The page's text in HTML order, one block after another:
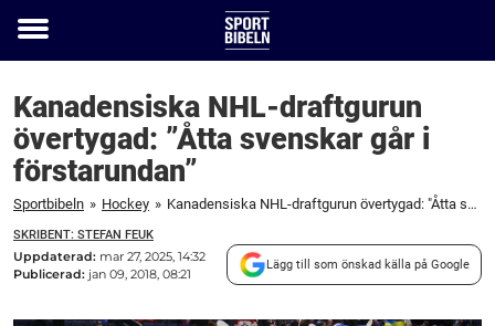
Toggle
Kanadensiska NHL-draftgurun
övertygad: ”Åtta svenskar går i
förstarundan”
Sportbibeln » Hockey » Kanadensiska NHL-draftgurun övertygad: "Åtta svenskar går i förstarundan"
SKRIBENT: STEFAN FEUK
Uppdaterad: mar 27, 2025, 14:32
Publicerad: jan 09, 2018, 08:21
Lägg till som önskad källa på Google